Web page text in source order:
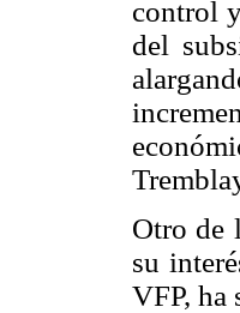
control
del
Otro de
su
VFP, ha